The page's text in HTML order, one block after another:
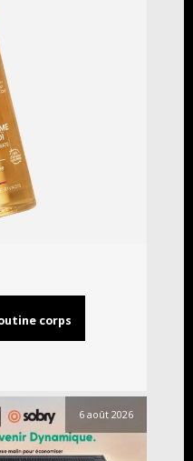
corps
6 août 2026